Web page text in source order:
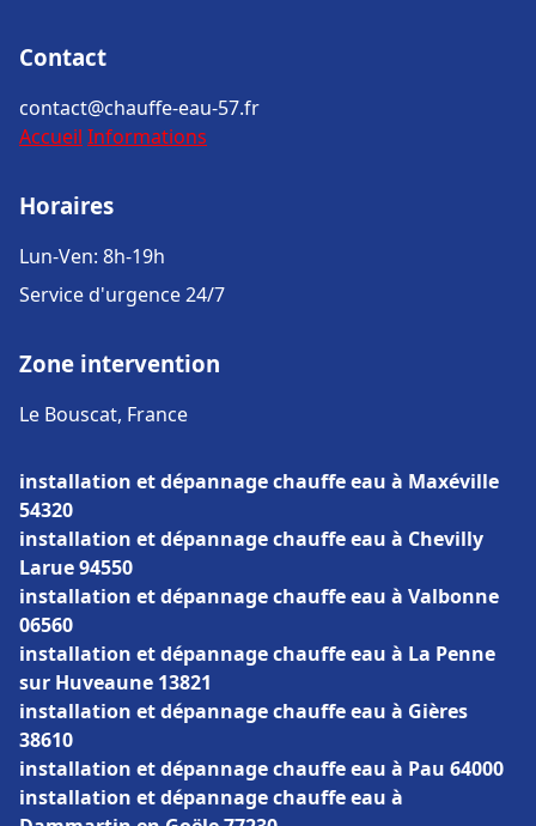
Contact
contact@chauffe-eau-57.fr
Accueil Informations
Horaires
Lun-Ven: 8h-19h
Service d'urgence 24/7
Zone intervention
Le Bouscat, France
installation et dépannage chauffe eau à Maxéville
54320
installation et dépannage chauffe eau à Chevilly
Larue 94550
installation et dépannage chauffe eau à Valbonne
06560
installation et dépannage chauffe eau à La Penne
sur Huveaune 13821
installation et dépannage chauffe eau à Gières
38610
installation et dépannage chauffe eau à Pau 64000
installation et dépannage chauffe eau à